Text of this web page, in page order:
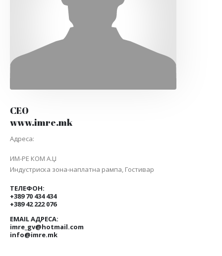
CEO
www.imre.mk
Адреса:
ИМ-РЕ КОМ А.Џ
Индустриска зона-наплатна рампа, Гостивар
ТЕЛЕФОН:
+389 70 434 434
+389 42 222 076
EMAIL АДРЕСА:
imre_gv@hotmail.com
info@imre.mk